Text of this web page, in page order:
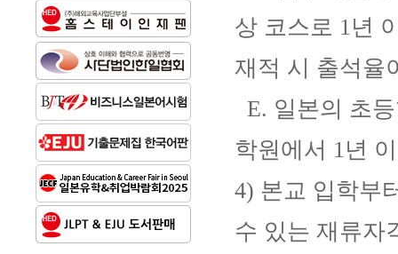
상 코스로 1년
재적 시 출석율
E. 일본의 초
학원에서 1년
4) 본교 입학부
수 있는 재류자